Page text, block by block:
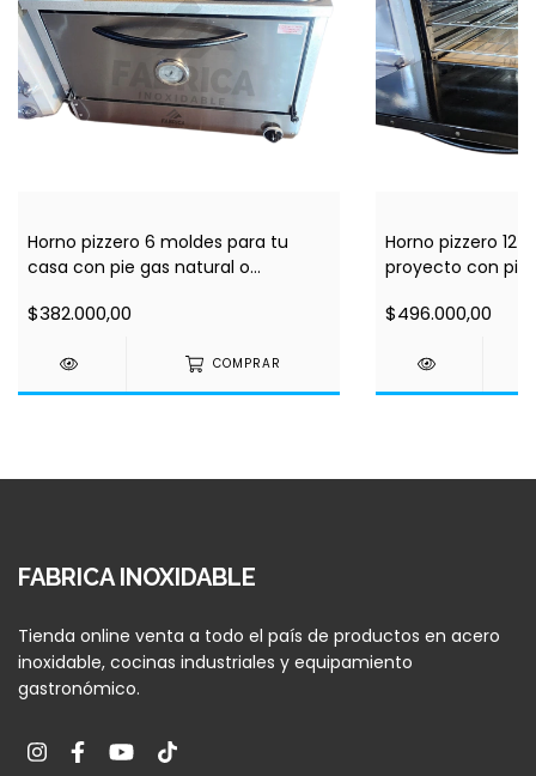
Horno pizzero 6 moldes para tu
casa con pie gas natural o
$382.000,00
COMPRAR
Horno pizzero 12
proyecto con pie
$496.000,00
FABRICA INOXIDABLE
Tienda online venta a todo el país de productos en acero
inoxidable, cocinas industriales y equipamiento
gastronómico.